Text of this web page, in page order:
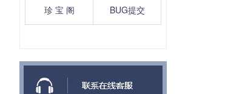
珍 宝 阁 BUG提交